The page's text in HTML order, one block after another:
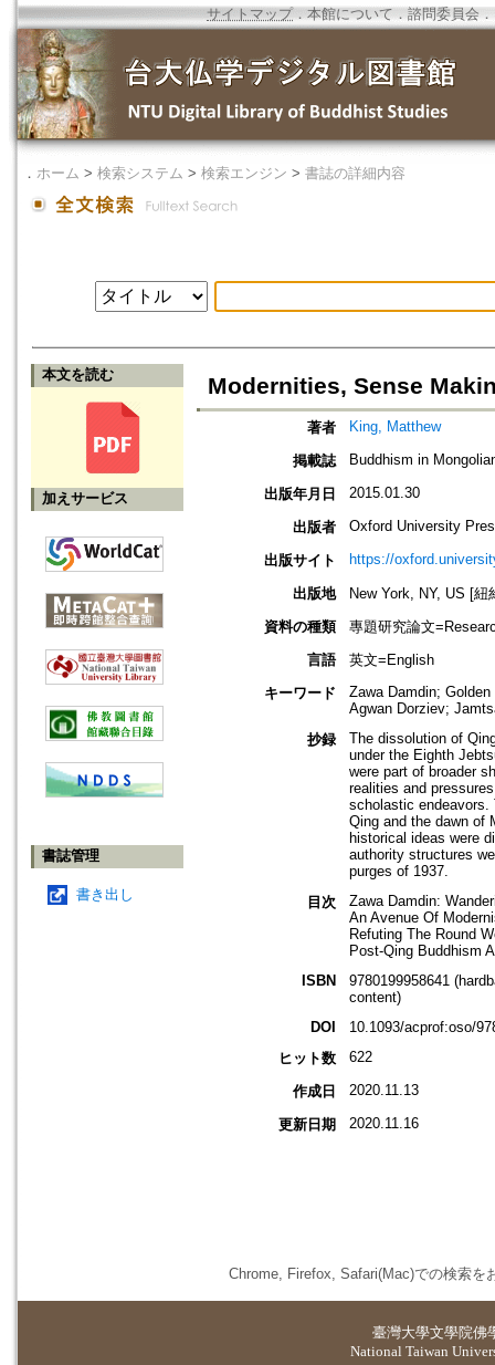
サイトマップ．本館について ． 諮問委員会 ．
． ホーム > 検索システム > 検索エンジン > 書誌の詳細内容
本文を読む
加えサービス
書誌管理
書き出し
Modernities, Sense
著者 King, Matthew
掲載誌 Buddhism in
出版年月日 2015.01.30
出版者 Oxford University
出版サイト https://
出版地
New York, NY, US [
資料の種類
專題研究論文
言語
英文=English
キーワード
Zawa Damdin;
Agwan Dorziev;
抄録
The dissolution of
under the Eighth
were part of broader
realities and
scholastic endeavors.
Qing and the dawn of
historical ideas were
authority structures
purges of 1937.
目次
Zawa Damdin:
An Avenue Of
Refuting The Round
Post-Qing Buddhism
ISBN
9780199958641
content)
DOI
10.1093/acprof:oso/
ヒット数
622
作成日 2020.11.13
更新日期 2020.11.16
Chrome, Firefox, Safari(Mac)での検索を
臺灣大學文學院佛
National Taiwan